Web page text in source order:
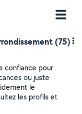
(75)
confiance pour
ou juste
le
les profils et